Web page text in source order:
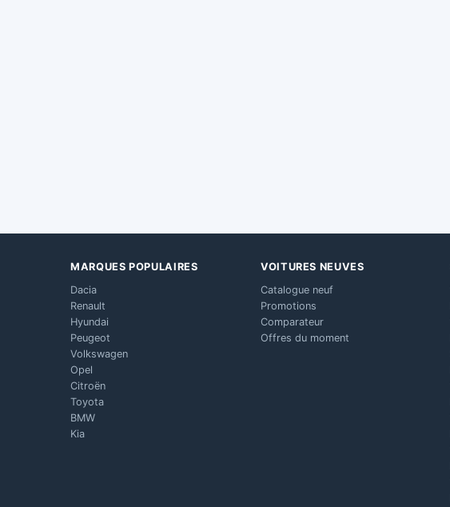
MARQUES POPULAIRES
Dacia
Renault
Hyundai
Peugeot
Volkswagen
Opel
Citroën
Toyota
BMW
Kia
VOITURES NEUVES
Catalogue neuf
Promotions
Comparateur
Offres du moment